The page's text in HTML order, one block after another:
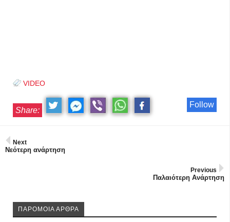
VIDEO
Follow
Share:
Next
Νεότερη ανάρτηση
Previous
Παλαιότερη Ανάρτηση
ΠΑΡΟΜΟΙΑ ΑΡΘΡΑ